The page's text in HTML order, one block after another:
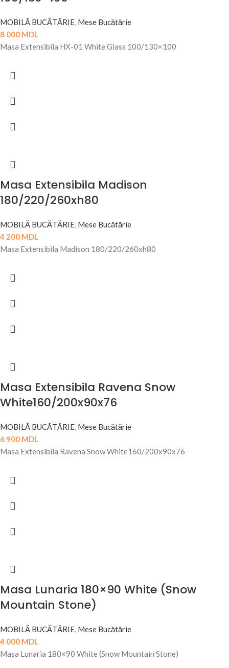
MOBILĂ BUCĂTĂRIE, Mese Bucătărie
8 000 MDL
Masa Extensibila HX-01 White Glass 100/130×100
Masa Extensibila Madison
180/220/260xh80
MOBILĂ BUCĂTĂRIE, Mese Bucătărie
4 200 MDL
Masa Extensibila Madison 180/220/260xh80
Masa Extensibila Ravena Snow
White160/200x90x76
MOBILĂ BUCĂTĂRIE, Mese Bucătărie
6 900 MDL
Masa Extensibila Ravena Snow White160/200x90x76
Masa Lunaria 180×90 White (Snow
Mountain Stone)
MOBILĂ BUCĂTĂRIE, Mese Bucătărie
4 000 MDL
Masa Lunaria 180×90 White (Snow Mountain Stone)